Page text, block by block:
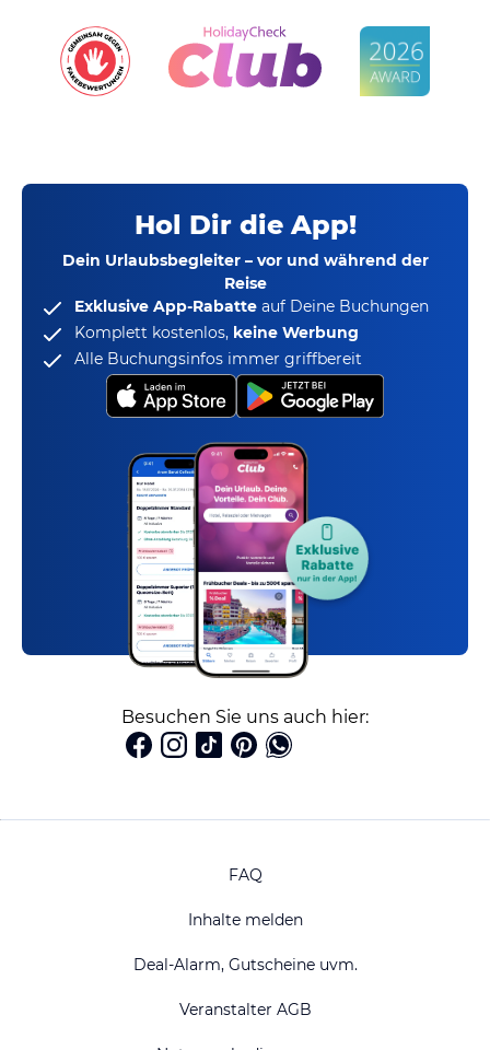
Hol Dir die App!
Dein Urlaubsbegleiter – vor und während der
Reise
Exklusive App-Rabatte auf Deine Buchungen
Komplett kostenlos, keine Werbung
Alle Buchungsinfos immer griffbereit
Besuchen Sie uns auch hier:
FAQ
Inhalte melden
Deal-Alarm, Gutscheine uvm.
Veranstalter AGB